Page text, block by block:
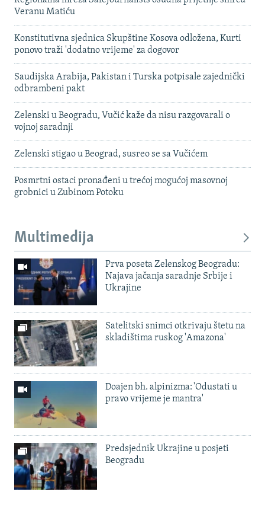
Veranu Matiću
Konstitutivna sjednica Skupštine Kosova odložena, Kurti
ponovo traži 'dodatno vrijeme' za dogovor
Saudijska Arabija, Pakistan i Turska potpisale zajednički
odbrambeni pakt
Zelenski u Beogradu, Vučić kaže da nisu razgovarali o
vojnoj saradnji
Zelenski stigao u Beograd, susreo se sa Vučićem
Posmrtni ostaci pronađeni u trećoj mogućoj masovnoj
grobnici u Zubinom Potoku
Multimedija
Prva poseta Zelenskog Beogradu:
Najava jačanja saradnje Srbije i
Ukrajine
Satelitski snimci otkrivaju štetu na
skladištima ruskog 'Amazona'
Doajen bh. alpinizma: 'Odustati u
pravo vrijeme je mantra'
Predsjednik Ukrajine u posjeti
Beogradu